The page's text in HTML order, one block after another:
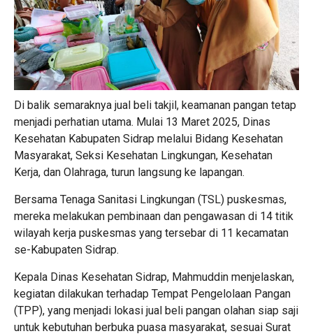
Di balik semaraknya jual beli takjil, keamanan pangan tetap
menjadi perhatian utama. Mulai 13 Maret 2025, Dinas
Kesehatan Kabupaten Sidrap melalui Bidang Kesehatan
Masyarakat, Seksi Kesehatan Lingkungan, Kesehatan
Kerja, dan Olahraga, turun langsung ke lapangan.
Bersama Tenaga Sanitasi Lingkungan (TSL) puskesmas,
mereka melakukan pembinaan dan pengawasan di 14 titik
wilayah kerja puskesmas yang tersebar di 11 kecamatan
se-Kabupaten Sidrap.
Kepala Dinas Kesehatan Sidrap, Mahmuddin menjelaskan,
kegiatan dilakukan terhadap Tempat Pengelolaan Pangan
(TPP), yang menjadi lokasi jual beli pangan olahan siap saji
untuk kebutuhan berbuka puasa masyarakat, sesuai Surat